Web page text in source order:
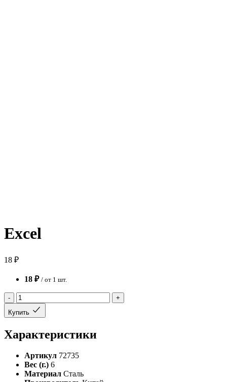
Excel
18 ₽
18 ₽ / от 1 шт.
-
+
Купить
Характеристики
Артикул 72735
Вес (г.) 6
Материал Сталь